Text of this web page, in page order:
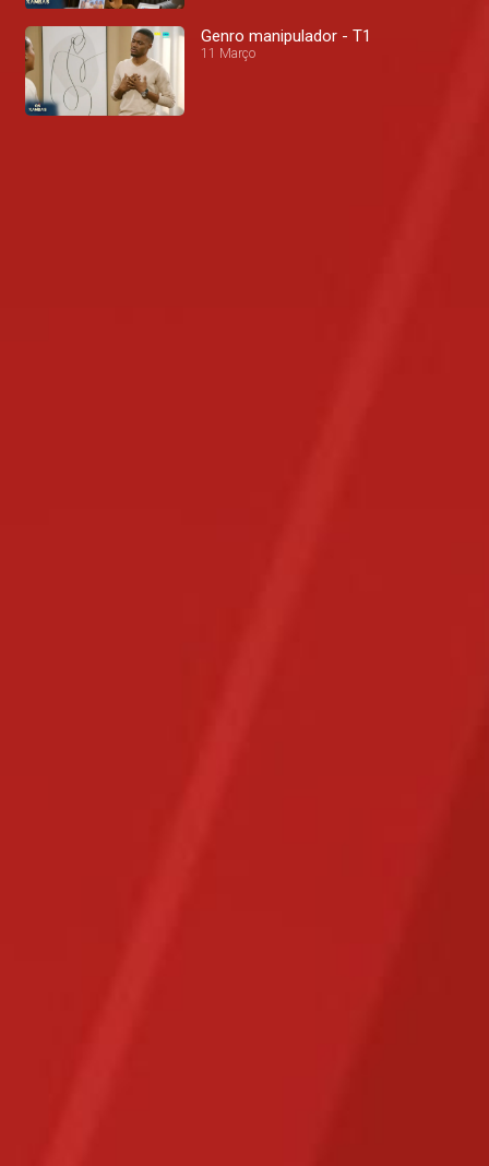
Genro manipulador - T1
11 Março